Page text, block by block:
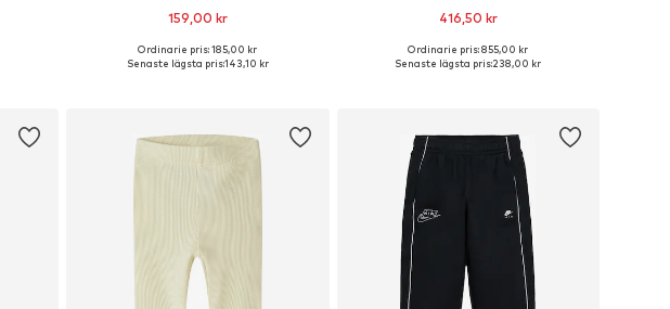
159,00 kr
Tillgänglig i många storlekar
Ordinarie pris: 185,00 kr
Senaste lägsta pris:143,10 kr
416,50 kr
Ordinarie pris: 855,00 kr
Senaste lägsta pris:238,00 kr